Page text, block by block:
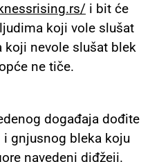
i bit će
koji vole slušat
nevole slušat blek
ne tiče.
događaja dođite
i gnjusnog bleka koju
navedeni diđžeji.